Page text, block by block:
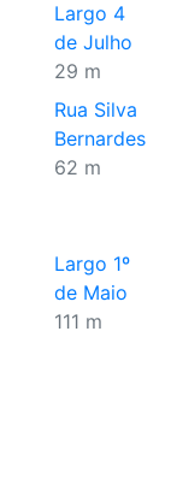
Largo 4
de Julho
29 m
Rua Silva
Bernardes
62 m
Largo 1º
de Maio
111 m